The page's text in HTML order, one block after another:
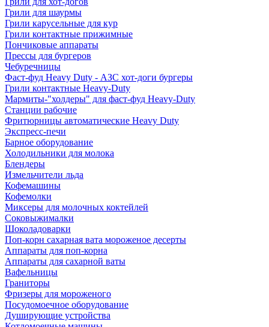
Грили для шаурмы
Грили карусельные для кур
Грили контактные прижимные
Пончиковые аппараты
Прессы для бургеров
Чебуречницы
Фаст-фуд Heavy Duty - АЗС хот-доги бургеры
Грили контактные Heavy-Duty
Мармиты-"холдеры" для фаст-фуд Heavy-Duty
Станции рабочие
Фритюрницы автоматические Heavy Duty
Экспресс-печи
Барное оборудование
Холодильники для молока
Блендеры
Измельчители льда
Кофемашины
Кофемолки
Миксеры для молочных коктейлей
Соковыжималки
Шоколадоварки
Поп-корн сахарная вата мороженое десерты
Аппараты для поп-корна
Аппараты для сахарной ваты
Вафельницы
Граниторы
Фризеры для мороженого
Посудомоечное оборудование
Душирующие устройства